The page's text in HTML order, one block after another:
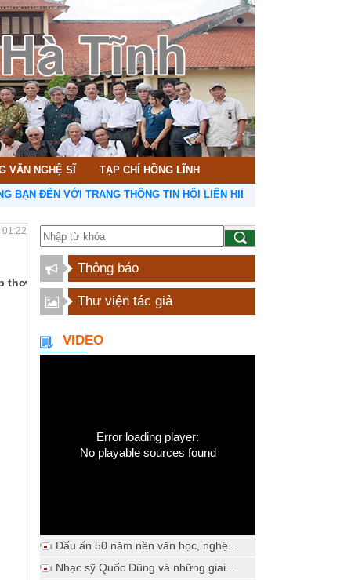
VĂN NGHỆ SĨ TẠP CHÍ HỒNG LĨNH
THÔNG TIN HỘI LIÊN HIỆP VĂN HỌC NGHỆ THUẬT HÀ TĨNH
01:22
thơ
Thông báo
Thư viện tác giả
VIDEO
Error loading player:
No playable sources found
Dấu ấn 50 năm nền văn học, nghệ...
Nhạc sỹ Quốc Dũng và những giai...